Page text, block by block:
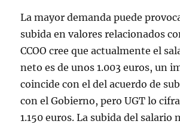
La mayor demanda puede
subida en valores relacionados
CCOO cree que actualmente el
neto es de unos 1.003 euros, un
coincide con el del acuerdo de
con el Gobierno, pero UGT lo
1.150 euros. La subida del salario